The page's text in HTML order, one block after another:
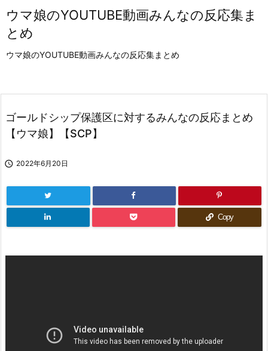
ウマ娘のYOUTUBE動画みんなの反応集ま
とめ
ウマ娘のYOUTUBE動画みんなの反応集まとめ
ゴールドシップ保護区に対するみんなの反応まとめ
【ウマ娘】【SCP】
 2022年6月20日
Copy